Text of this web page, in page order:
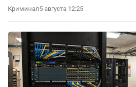
Криминал5 августа 12:25